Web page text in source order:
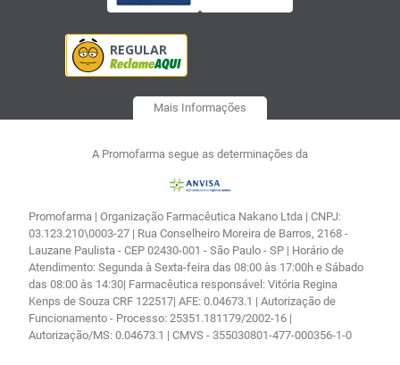
Mais Informações
A Promofarma segue as determinações da
Promofarma | Organização Farmacêutica Nakano Ltda | CNPJ:
03.123.210\0003-27 | Rua Conselheiro Moreira de Barros, 2168 -
Lauzane Paulista - CEP 02430-001 - São Paulo - SP | Horário de
Atendimento: Segunda à Sexta-feira das 08:00 às 17:00h e Sábado
das 08:00 às 14:30| Farmacêutica responsável: Vitória Regina
Kenps de Souza CRF 122517| AFE: 0.04673.1 | Autorização de
Funcionamento - Processo: 25351.181179/2002-16 |
Autorização/MS: 0.04673.1 | CMVS - 355030801-477-000356-1-0